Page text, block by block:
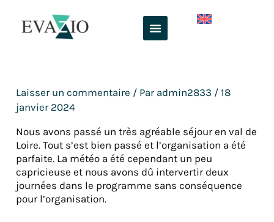
contenu
Laisser un commentaire / Par admin2833 /18
janvier 2024
Nous avons passé un très agréable séjour en val de
Loire. Tout s’est bien passé et l’organisation a été
parfaite. La météo a été cependant un peu
capricieuse et nous avons dû intervertir deux
journées dans le programme sans conséquence
pour l’organisation.